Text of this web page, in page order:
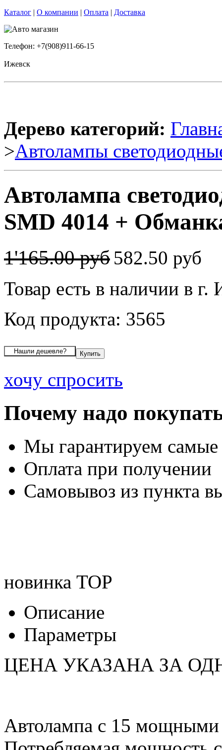
Каталог | О компании | Оплата | Доставка
Телефон: +7(908)911-66-15
Ижевск
Дерево категорий:
>Автолампы
Автолампа
SMD 4014 +
1'165.00 руб 582.50 руб
Товар есть в наличии в г.
Код продукта: 3565
хочу спросить
Почему надо
Мы гарантируем
Оплата при получении
Самовывоз из пункта
новинка TOP
Описание
Параметры
ЦЕНА УКАЗАНА ЗА
Автолампа с 15 мощными